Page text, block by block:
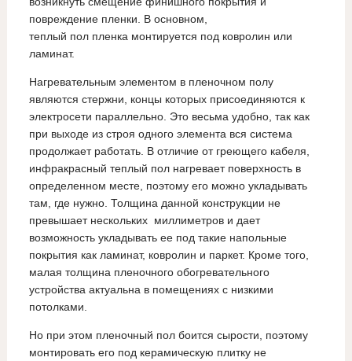
повреждение пленки. В основном,
теплый пол пленка монтируется под ковролин или
ламинат.
Нагревательным элементом в пленочном полу
являются стержни, концы которых присоединяются к
электросети параллельно. Это весьма удобно, так как
при выходе из строя одного элемента вся система
продолжает работать. В отличие от греющего кабеля,
инфракрасный теплый пол нагревает поверхность в
определенном месте, поэтому его можно укладывать
там, где нужно. Толщина данной конструкции не
превышает нескольких миллиметров и дает
возможность укладывать ее под такие напольные
покрытия как ламинат, ковролин и паркет. Кроме того,
малая толщина пленочного обогревательного
устройства актуальна в помещениях с низкими
потолками.
Но при этом пленочный пол боится сырости, поэтому
монтировать его под керамическую плитку не